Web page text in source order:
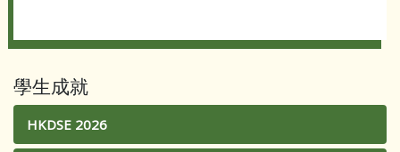
學生成就
HKDSE 2026